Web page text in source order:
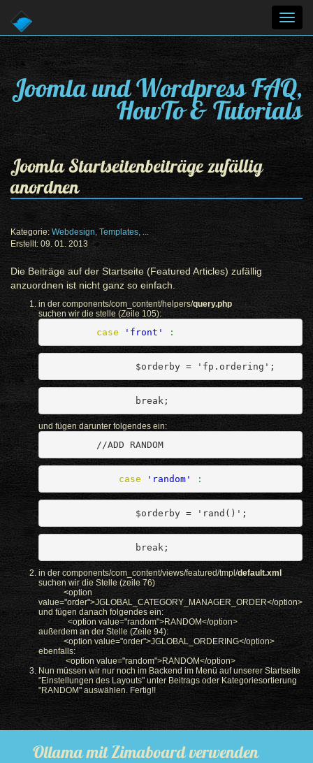
Joomla und Wordpress FAQ,
HowTo & Tutorials
Joomla Startseitenbeiträge zufällig
anordnen
Kategorie: Webdesign, Templates, ...
Erstellt: 09. 01. 2013
Die Beiträge auf der Startseite (Featured Articles) zufällig
anzuordnen ist nicht ganz so einfach.
in der components/com_content/helpers/query.php
suchen wir die stelle (Zeile 105):
case 'front' :
$orderby = 'fp.ordering';
break;
und fügen darunter folgendes ein:
//ADD RANDOM
case 'random' :
$orderby = 'rand()';
break;
in der components/com_content/views/featured/tmpl/default.xml
suchen wir die Stelle (zeile 76)
<option
value="order">JGLOBAL_CATEGORY_MANAGER_ORDER</option>
und fügen danach folgendes ein:
<option value="random">RANDOM</option>
außerdem an der Stelle (Zeile 94):
<option value="order">JGLOBAL_ORDERING</option>
ebenfalls:
<option value="random">RANDOM</option>
Nun müssen wir nur noch im Backend im Menü auf unserer Startseite
"Einstellungen des Layouts" unter Beitrags oder Kategoriesortierung
"RANDOM" auswählen. Fertig!!
Ollama mit Zimaboard verwenden